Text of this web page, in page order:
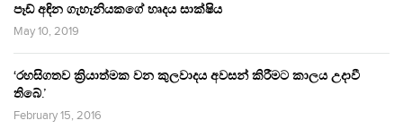
පෑඩ් අඳින ගැහැනියකගේ හෘදය සාක්ෂිය
May 10, 2019
‘රහසිගතව ක්‍රියාත්මක වන කුලවාදය අවසන් කිරීමට කාලය උදාවී
තිබේ.’
February 15, 2016